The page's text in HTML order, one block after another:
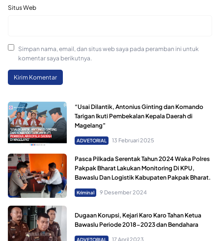
Situs Web
Simpan nama, email, dan situs web saya pada peramban ini untuk
komentar saya berikutnya.
“Usai Dilantik, Antonius Ginting dan Komando
Tarigan Ikuti Pembekalan Kepala Daerah di
Magelang”
ADVETORIAL 13 Februari 2025
Pasca Pilkada Serentak Tahun 2024 Waka Polres
Pakpak Bharat Lakukan Monitoring Di KPU,
Bawaslu Dan Logistik Kabupaten Pakpak Bharat.
Kriminal 9 Desember 2024
Dugaan Korupsi, Kejari Karo Karo Tahan Ketua
Bawaslu Periode 2018-2023 dan Bendahara
ADVETORIAL 17 April 2023